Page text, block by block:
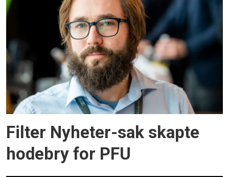
Filter Nyheter-sak skapte
hodebry for PFU